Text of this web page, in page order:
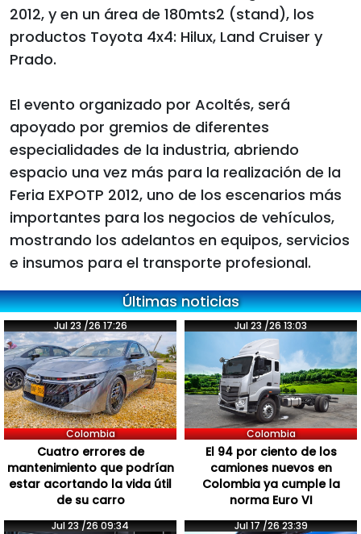
2012, y en un área de 180mts2 (stand), los
productos Toyota 4x4: Hilux, Land Cruiser y
Prado.
El evento organizado por Acoltés, será
apoyado por gremios de diferentes
especialidades de la industria, abriendo
espacio una vez más para la realización de la
Feria EXPOTP 2012, uno de los escenarios más
importantes para los negocios de vehículos,
mostrando los adelantos en equipos, servicios
e insumos para el transporte profesional.
Últimas noticias
Jul 23 /26 17:26
Colombia
Cuatro errores de
mantenimiento que podrían
estar acortando la vida útil
de su carro
Jul 23 /26 13:03
Colombia
El 94 por ciento de los
camiones nuevos en
Colombia ya cumple la
norma Euro VI
Jul 23 /26 09:34 Jul 17 /26 23:39